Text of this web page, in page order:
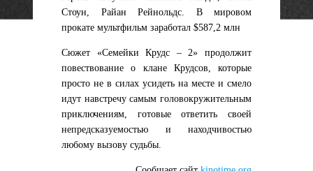
Стоун, Райан Рейнольдс. В мировом
прокате мультфильм заработал $587,2 млн
Сюжет «Семейки Крудс – 2»продолжит
повествование о клане Крудсов, которые
просто не в силах усидеть на месте и смело
идут навстречу самым головокружительным
приключениям, готовые ответить своей
непредсказуемостью и находчивостью
любому вызову судьбы.